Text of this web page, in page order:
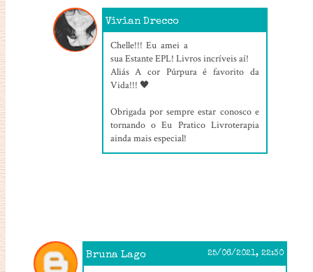
Vivian Drecco
Chelle!!! Eu amei a
sua Estante EPL! Livros incríveis aí!
Aliás A cor Púrpura é favorito da
Vida!!! 🖤
Obrigada por sempre estar conosco e
tornando o Eu Pratico Livroterapia
ainda mais especial!
Bruna Lago 25/06/2021, 22:30